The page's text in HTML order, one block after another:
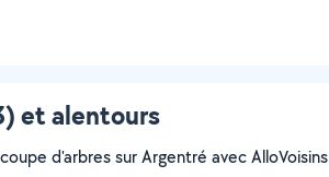
et alentours
d'arbres sur Argentré avec